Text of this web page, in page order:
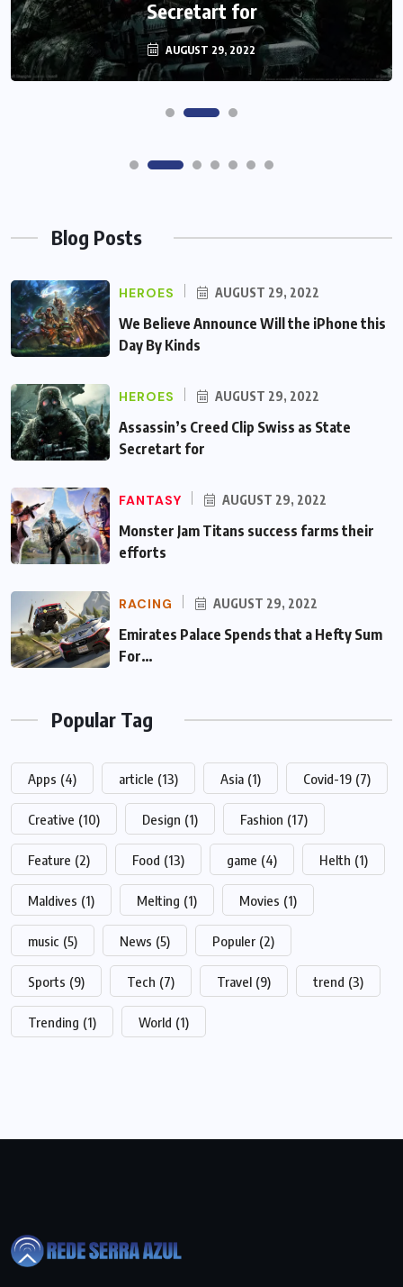
Secretart for
AUGUST 29, 2022
Blog Posts
HEROES AUGUST 29, 2022
We Believe Announce Will the iPhone this
Day By Kinds
HEROES AUGUST 29, 2022
Assassin’s Creed Clip Swiss as State
Secretart for
FANTASY AUGUST 29, 2022
Monster Jam Titans success farms their
efforts
RACING AUGUST 29, 2022
Emirates Palace Spends that a Hefty Sum
For…
Popular Tag
Apps (4) article (13) Asia (1) Covid-19 (7)
Creative (10) Design (1) Fashion (17)
Feature (2) Food (13) game (4) Helth (1)
Maldives (1) Melting (1) Movies (1)
music (5) News (5) Populer (2)
Sports (9) Tech (7) Travel (9) trend (3)
Trending (1) World (1)